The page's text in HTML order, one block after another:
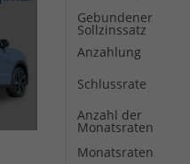
Gebundener
Sollzinssatz
Anzahlung
Schlussrate
Anzahl der
Monatsraten
Monatsraten